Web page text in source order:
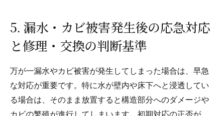
5. 漏水・カビ被害発生後の応急対応
と修理・交換の判断基準
万が一漏水やカビ被害が発生してしまった場合は、早急
な対応が重要です。特に水が壁内や床下へと浸透してい
る場合は、そのまま放置すると構造部分へのダメージや